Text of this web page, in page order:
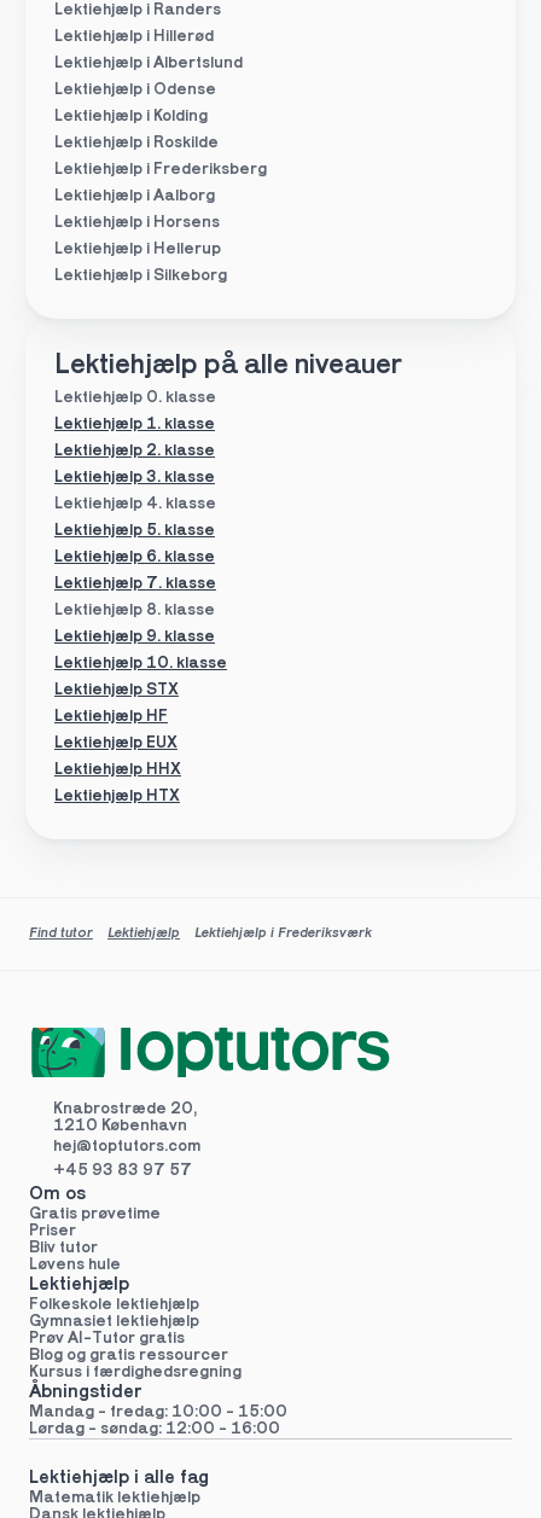
Lektiehjælp i Randers
Lektiehjælp i Hillerød
Lektiehjælp i Albertslund
Lektiehjælp i Odense
Lektiehjælp i Kolding
Lektiehjælp i Roskilde
Lektiehjælp i Frederiksberg
Lektiehjælp i Aalborg
Lektiehjælp i Horsens
Lektiehjælp i Hellerup
Lektiehjælp i Silkeborg
Lektiehjælp på alle niveauer
Lektiehjælp 0. klasse
Lektiehjælp 4. klasse
Lektiehjælp 5. klasse
Lektiehjælp 8. klasse
Lektiehjælp 1. klasse
Lektiehjælp 6. klasse
Lektiehjælp 7. klasse
Lektiehjælp 2. klasse
Lektiehjælp 3. klasse
Lektiehjælp 9. klasse
Lektiehjælp 10. klasse
Lektiehjælp HF
Lektiehjælp EUX
Lektiehjælp STX
Lektiehjælp HHX
Lektiehjælp HTX
Find tutor Lektiehjælp Lektiehjælp i Frederiksværk
Knabrostræde 20,
1210 København
hej@toptutors.com
+45 93 83 97 57
Om os
Gratis prøvetime
Priser
Bliv tutor
Løvens hule
Lektiehjælp
Folkeskole lektiehjælp
Gymnasiet lektiehjælp
Prøv AI-Tutor gratis
Blog og gratis ressourcer
Kursus i færdighedsregning
Åbningstider
Mandag - fredag: 10:00 - 15:00
Lørdag - søndag: 12:00 - 16:00
Lektiehjælp i alle fag
Matematik lektiehjælp